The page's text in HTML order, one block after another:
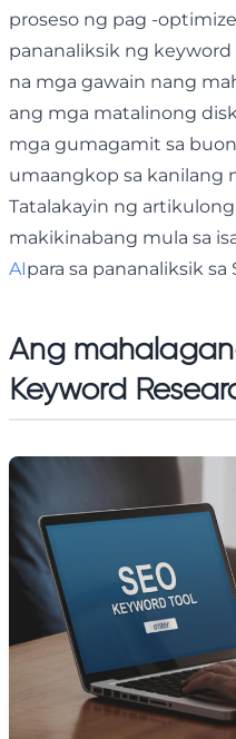
proseso ng pag -
pananaliksik ng
na mga gawain nang
ang mga matalinong
mga gumagamit sa
umaangkop sa kanilang
Tatalakayin ng
makikinabang mula sa
AIpara sa pananaliksik sa
Ang
Keyword